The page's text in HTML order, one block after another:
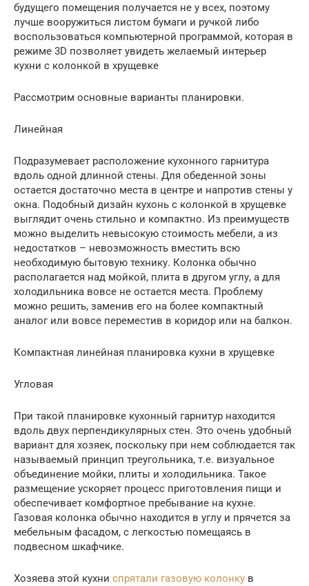
будущего помещения получается не у всех, поэтому
лучше вооружиться листом бумаги и ручкой либо
воспользоваться компьютерной программой, которая в
режиме 3D позволяет увидеть желаемый интерьер
кухни с колонкой в хрущевке
Рассмотрим основные варианты планировки.
Линейная
Подразумевает расположение кухонного гарнитура
вдоль одной длинной стены. Для обеденной зоны
остается достаточно места в центре и напротив стены у
окна. Подобный дизайн кухонь с колонкой в хрущевке
выглядит очень стильно и компактно. Из преимуществ
можно выделить невысокую стоимость мебели, а из
недостатков – невозможность вместить всю
необходимую бытовую технику. Колонка обычно
располагается над мойкой, плита в другом углу, а для
холодильника вовсе не остается места. Проблему
можно решить, заменив его на более компактный
аналог или вовсе переместив в коридор или на балкон.
Компактная линейная планировка кухни в хрущевке
Угловая
При такой планировке кухонный гарнитур находится
вдоль двух перпендикулярных стен. Это очень удобный
вариант для хозяек, поскольку при нем соблюдается так
называемый принцип треугольника, т.е. визуальное
объединение мойки, плиты и холодильника. Такое
размещение ускоряет процесс приготовления пищи и
обеспечивает комфортное пребывание на кухне.
Газовая колонка обычно находится в углу и прячется за
мебельным фасадом, с легкостью помещаясь в
подвесном шкафчике.
Хозяева этой кухни спрятали газовую колонку в